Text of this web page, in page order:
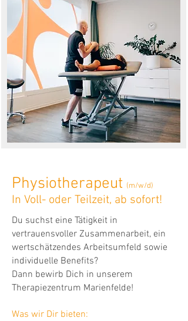
Physiotherapeut (m/w/d)
In Voll- oder Teilzeit, ab sofort!
Du suchst eine Tätigkeit in
vertrauensvoller Zusammenarbeit, ein
wertschätzendes Arbeitsumfeld sowie
individuelle Benefits?
Dann bewirb Dich in unserem
Therapiezentrum Marienfelde!
Was wir Dir bieten: